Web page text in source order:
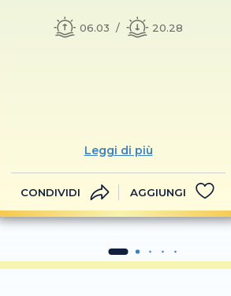
06.03 20.28
Leggi di più
CONDIVIDI AGGIUNGI